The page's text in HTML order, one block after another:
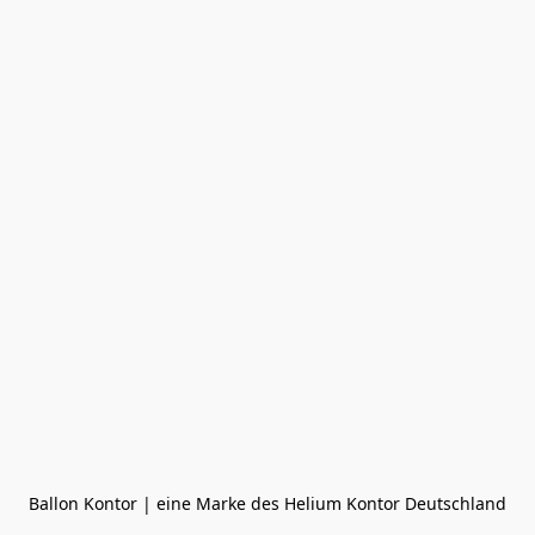
Ballon Kontor | eine Marke des Helium Kontor Deutschland